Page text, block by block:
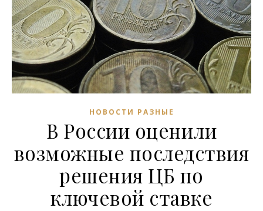
НОВОСТИ РАЗНЫЕ
В России оценили
возможные последствия
решения ЦБ по
ключевой ставке